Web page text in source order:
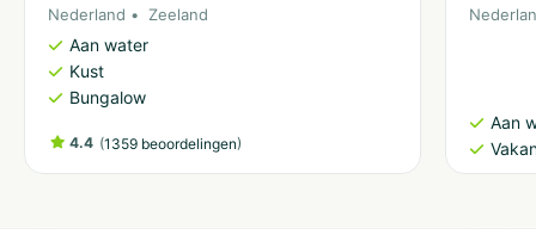
Nederland Zeeland
Aan water
Kust
Bungalow
4.4 (1359 beoordelingen)
Aan